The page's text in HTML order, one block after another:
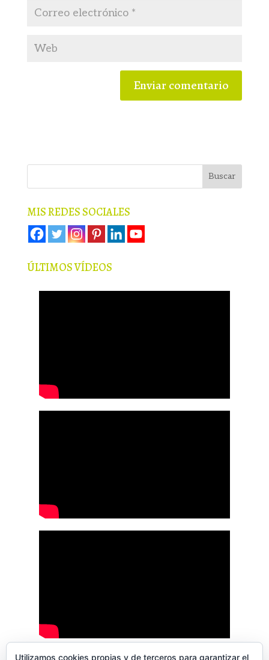
MIS REDES SOCIALES
ÚLTIMOS VÍDEOS
Utilizamos cookies propias y de terceros para garantizar el